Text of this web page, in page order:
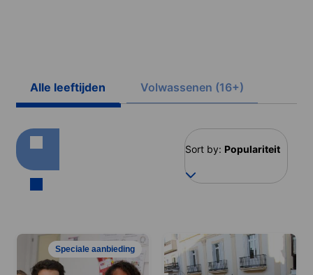
Alle leeftijden Volwassenen (16+)
Sort by: Populariteit
Speciale aanbieding